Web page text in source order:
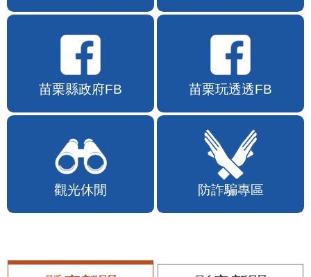
苗栗縣政府FB 苗栗玩透透FB
觀光休閒 防詐騙專區